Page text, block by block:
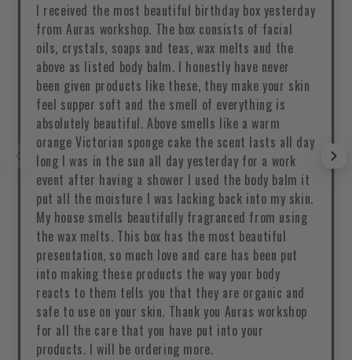
I received the most beautiful birthday box yesterday
from Auras workshop. The box consists of facial
oils, crystals, soaps and teas, wax melts and the
above as listed body balm. I honestly have never
been given products like these, they make your skin
feel supper soft and the smell of everything is
absolutely beautiful. Above smells like a warm
orange Victorian sponge cake the scent lasts all day
long I was in the sun all day yesterday for a work
event after having a shower I used the body balm it
put all the moisture I was lacking back into my skin.
My house smells beautifully fragranced from using
the wax melts. This box has the most beautiful
presentation, so much love and care has been put
into making these products the way your body
reacts to them tells you that they are organic and
safe to use on your skin. Thank you Auras workshop
for all the care that you have put into your
products. I will be ordering more.